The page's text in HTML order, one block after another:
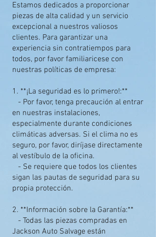
Estamos dedicados a proporcionar
piezas de alta calidad y un servicio
excepcional a nuestros valiosos
clientes. Para garantizar una
experiencia sin contratiempos para
todos, por favor familiaricese con
nuestras políticas de empresa:
1. **¡La seguridad es lo primero!:**
- Por favor, tenga precaución al entrar
en nuestras instalaciones,
especialmente durante condiciones
climáticas adversas. Si el clima no es
seguro, por favor, diríjase directamente
al vestíbulo de la oficina.
- Se requiere que todos los clientes
sigan las pautas de seguridad para su
propia protección.
2. **Información sobre la Garantía:**
- Todas las piezas compradas en
Jackson Auto Salvage están